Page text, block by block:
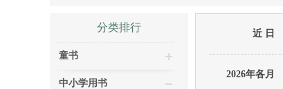
分类排行
童书
中小学用书
近 日
2026年各月